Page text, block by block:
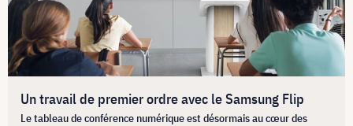
Un travail de premier ordre avec le Samsung Flip
Le tableau de conférence numérique est désormais au cœur des